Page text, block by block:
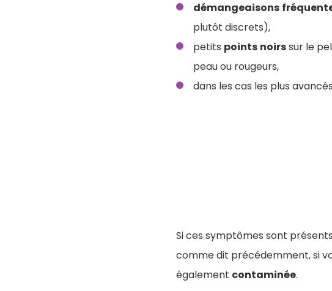
démangeaisons
plutôt discrets),
petits points noirssur le
peau ou rougeurs,
dans les cas les plus
Si ces symptômes sont
comme dit précédemment, si
également contaminée.